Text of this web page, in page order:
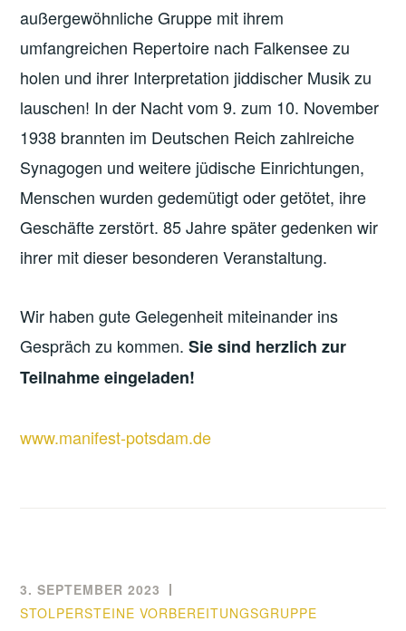
außergewöhnliche Gruppe mit ihrem
umfangreichen Repertoire nach Falkensee zu
holen und ihrer Interpretation jiddischer Musik zu
lauschen! In der Nacht vom 9. zum 10. November
1938 brannten im Deutschen Reich zahlreiche
Synagogen und weitere jüdische Einrichtungen,
Menschen wurden gedemütigt oder getötet, ihre
Geschäfte zerstört. 85 Jahre später gedenken wir
ihrer mit dieser besonderen Veranstaltung.
Wir haben gute Gelegenheit miteinander ins
Gespräch zu kommen.Sie sind herzlich zur
Teilnahme eingeladen!
www.manifest-potsdam.de
3. SEPTEMBER 2023
STOLPERSTEINE VORBEREITUNGSGRUPPE